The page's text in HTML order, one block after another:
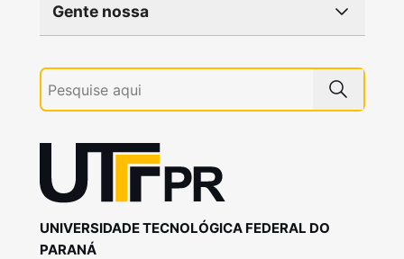
Gente nossa
UNIVERSIDADE TECNOLÓGICA FEDERAL DO
PARANÁ